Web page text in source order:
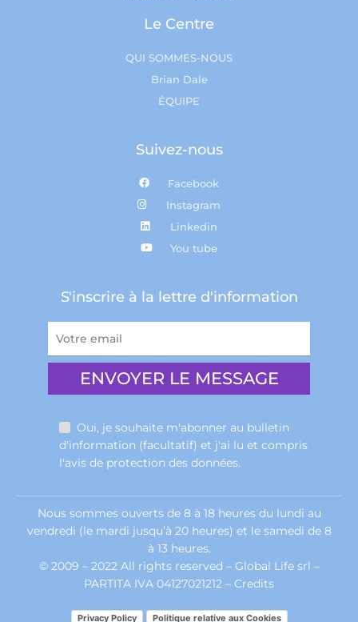
Le Centre
QUI SOMMES-NOUS
Brian Dale
ÉQUIPE
Suivez-nous
Facebook
Instagram
Linkedin
You tube
S'inscrire à la lettre d'information
Oui, je souhaite m'abonner au bulletin
d'information (facultatif) et j'ai lu et compris
l'avis de protection des données.
Nous sommes ouverts de 8 à 18 heures du lundi au
vendredi (le mardi jusqu’à 20 heures) et le samedi de 8
à 13 heures.
© 2009 – 2022 All rights reserved – Global Life srl –
PARTITA IVA 04127021212 – Credits
Privacy Policy Politique relative aux Cookies